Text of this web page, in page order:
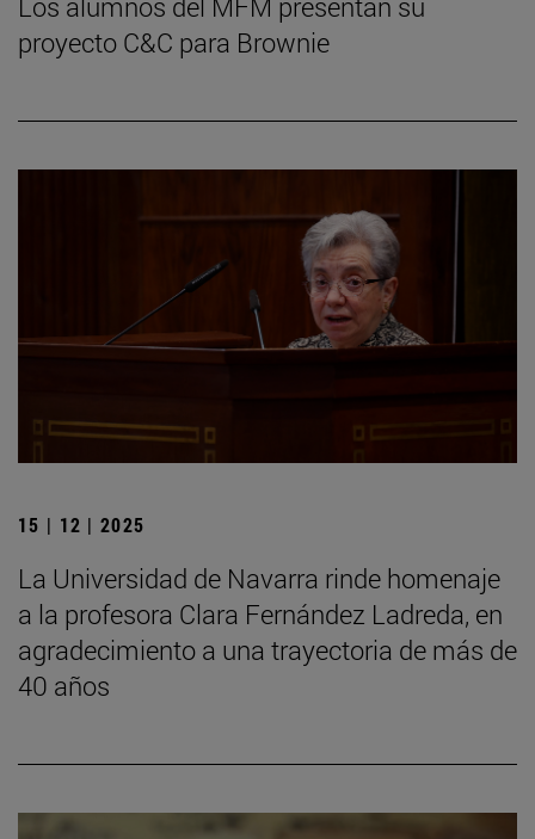
proyecto C&C para Brownie
15 | 12 | 2025
La Universidad de Navarra rinde homenaje
a la profesora Clara Fernández Ladreda, en
agradecimiento a una trayectoria de más de
40 años